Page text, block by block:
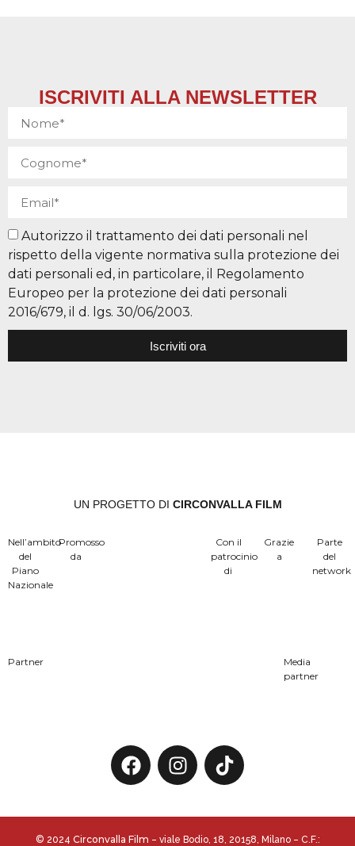
ISCRIVITI ALLA NEWSLETTER
Autorizzo il trattamento dei dati personali nel
rispetto della vigente normativa sulla protezione dei
dati personali ed, in particolare, il Regolamento
Europeo per la protezione dei dati personali
2016/679, il d. lgs. 30/06/2003.
Iscriviti ora
UN PROGETTO DI CIRCONVALLA FILM
Nell’ambito
del
Piano
Nazionale
Promosso
da
Con il
patrocinio
di
Grazie
a
Parte
del
network
Partner
Media
partner
© 2024 Circonvalla Film – viale Bodio, 18, 20158, Milano – C.F.: